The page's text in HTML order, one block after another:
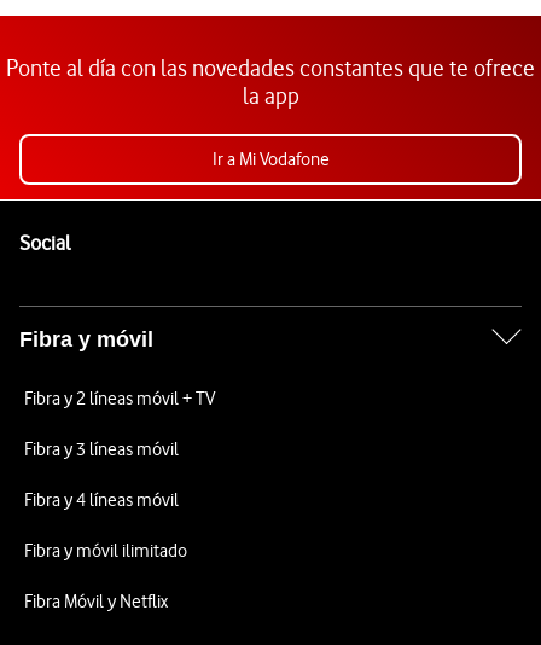
Ponte al día con las novedades constantes que te ofrece
la app
Ir a Mi Vodafone
SocialEnlaces a las redes sociales de Vodafone
Fibra y móvil
Fibra y 2 líneas móvil + TV
Fibra y 3 líneas móvil
Fibra y 4 líneas móvil
Fibra y móvil ilimitado
Fibra Móvil y Netflix